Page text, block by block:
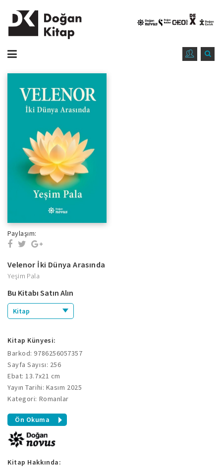
Paylaşım:
Velenor İki Dünya Arasında
Yeşim Pala
Bu Kitabı Satın Alın
Kitap
Kitap Künyesi:
Barkod: 9786256057357
Sayfa Sayısı: 256
Ebat: 13.7x21 cm
Yayın Tarihi: Kasım 2025
Kategori: Romanlar
Ön Okuma
Kitap Hakkında: